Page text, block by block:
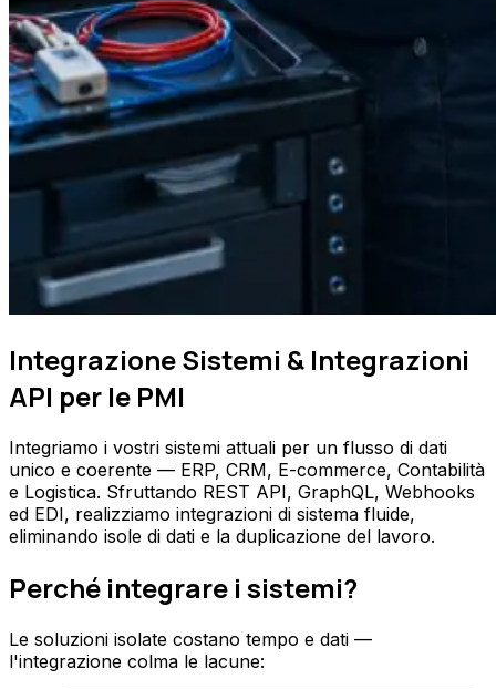
Integrazione Sistemi & Integrazioni
API per le PMI
Integriamo i vostri sistemi attuali per un flusso di dati
unico e coerente — ERP, CRM, E-commerce, Contabilità
e Logistica. Sfruttando REST API, GraphQL, Webhooks
ed EDI, realizziamo integrazioni di sistema fluide,
eliminando isole di dati e la duplicazione del lavoro.
Perché integrare i sistemi?
Le soluzioni isolate costano tempo e dati —
l'integrazione colma le lacune: